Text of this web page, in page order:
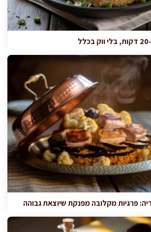
פרגיות מקלובה מפנקת שיוצאת גבוהה